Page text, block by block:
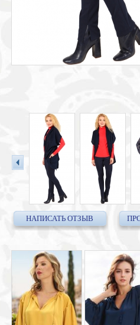
НАПИСАТЬ ОТЗЫВ